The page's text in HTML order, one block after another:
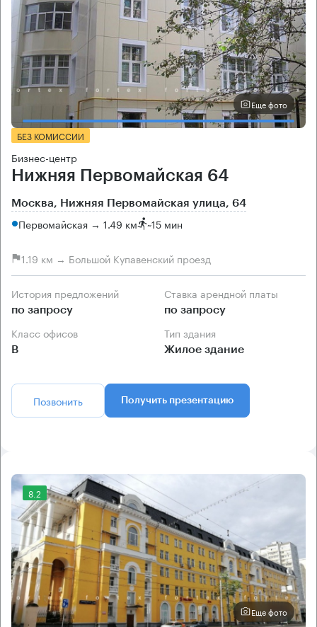
Еще фото
БЕЗ КОМИССИИ
Бизнес-центр
Нижняя Первомайская 64
Москва, Нижняя Первомайская улица, 64
Первомайская → 1.49 км ~15 мин
1.19 км → Большой Купавенский проезд
История предложений
по запросу
Ставка арендной платы
по запросу
Класс офисов
B
Тип здания
Жилое здание
Позвонить Получить презентацию
8.2
Еще фото